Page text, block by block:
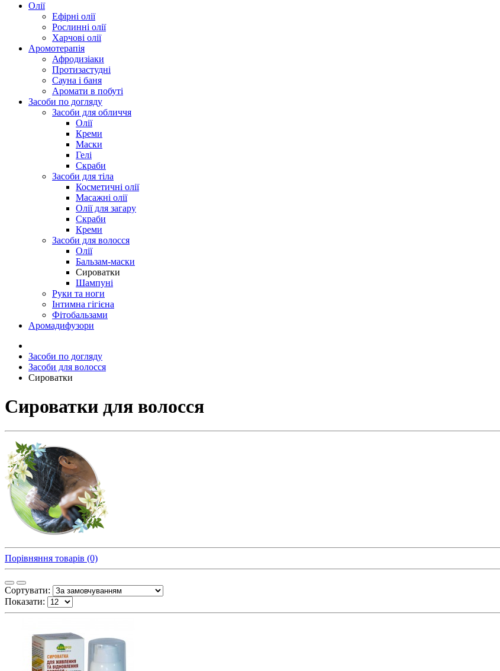
Олії
Ефірні олії
Рослинні олії
Харчові олії
Аромотерапія
Афродизіаки
Протизастудні
Сауна і баня
Аромати в побуті
Засоби по догляду
Засоби для обличчя
Олії
Креми
Маски
Гелі
Скраби
Засоби для тіла
Косметичні олії
Масажні олії
Олії для загару
Скраби
Креми
Засоби для волосся
Олії
Бальзам-маски
Сироватки
Шампуні
Руки та ноги
Інтимна гігієна
Фітобальзами
Аромадифузори
Засоби по догляду
Засоби для волосся
Сироватки
Сироватки для волосся
Порівняння товарів (0)
Сортувати:
Показати: